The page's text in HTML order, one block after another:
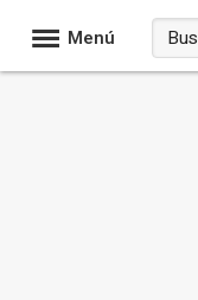
Menú